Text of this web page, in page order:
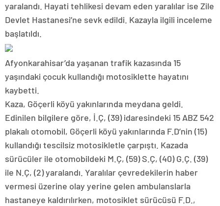
yaralandı. Hayati tehlikesi devam eden yaralılar ise Zile
Devlet Hastanesi’ne sevk edildi. Kazayla ilgili inceleme
başlatıldı.
Afyonkarahisar’da yaşanan trafik kazasında 15
yaşındaki çocuk kullandığı motosiklette hayatını
kaybetti.
Kaza, Göçerli köyü yakınlarında meydana geldi.
Edinilen bilgilere göre, İ.Ç, (39) idaresindeki 15 ABZ 542
plakalı otomobil, Göçerli köyü yakınlarında F.D’nin (15)
kullandığı tescilsiz motosikletle çarpıştı. Kazada
sürücüler ile otomobildeki M.Ç, (59) S.Ç, (40) G.Ç. (39)
ile N.Ç, (2) yaralandı. Yaralılar çevredekilerin haber
vermesi üzerine olay yerine gelen ambulanslarla
hastaneye kaldırılırken, motosiklet sürücüsü F.D.,